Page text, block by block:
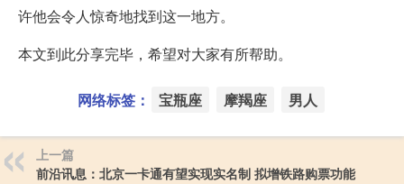
许他会令人惊奇地找到这一地方。
本文到此分享完毕，希望对大家有所帮助。
网络标签： 宝瓶座 摩羯座 男人
上一篇
前沿讯息：北京一卡通有望实现实名制 拟增铁路购票功能